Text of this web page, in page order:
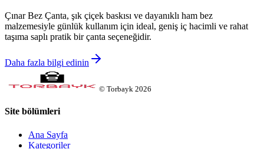
Çınar Bez Çanta, şık çiçek baskısı ve dayanıklı ham bez
malzemesiyle günlük kullanım için ideal, geniş iç hacimli ve rahat
taşıma saplı pratik bir çanta seçeneğidir.
Daha fazla bilgi edinin
© Torbayk 2026
Site bölümleri
Ana Sayfa
Kategoriler